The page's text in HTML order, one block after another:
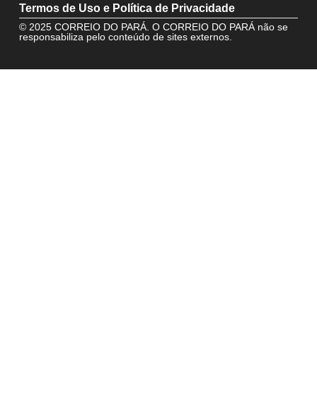
Termos de Uso e Política de Privacidade
© 2025 CORREIO DO PARÁ. O CORREIO DO PARÁ não se
responsabiliza pelo conteúdo de sites externos.